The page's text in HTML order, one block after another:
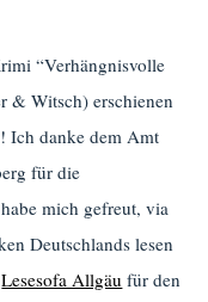
“Verhängnisvolle
& Witsch) erschienen
Ich danke dem Amt
für die
mich gefreut, via
Deutschlands lesen
Lesesofa Allgäu für den